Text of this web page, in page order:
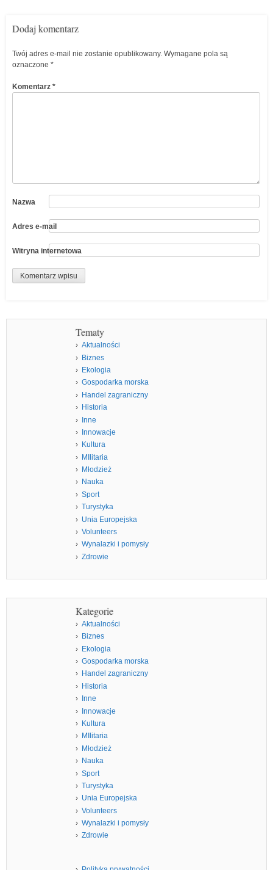
Dodaj komentarz
Twój adres e-mail nie zostanie opublikowany. Wymagane pola są
oznaczone *
Komentarz *
Nazwa
Adres e-mail
Witryna internetowa
Tematy
Aktualności
Biznes
Ekologia
Gospodarka morska
Handel zagraniczny
Historia
Inne
Innowacje
Kultura
MIlitaria
Młodzież
Nauka
Sport
Turystyka
Unia Europejska
Volunteers
Wynalazki i pomysły
Zdrowie
Kategorie
Aktualności
Biznes
Ekologia
Gospodarka morska
Handel zagraniczny
Historia
Inne
Innowacje
Kultura
MIlitaria
Młodzież
Nauka
Sport
Turystyka
Unia Europejska
Volunteers
Wynalazki i pomysły
Zdrowie